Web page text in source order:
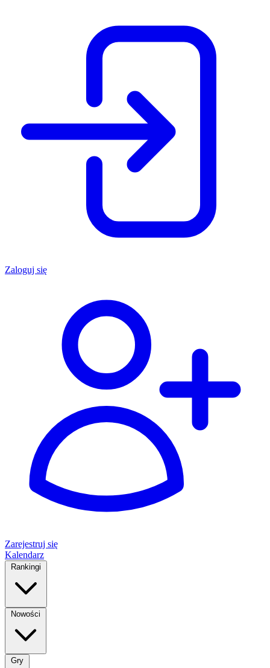
Zaloguj się
Zarejestruj się
Kalendarz
Rankingi
Nowości
Gry